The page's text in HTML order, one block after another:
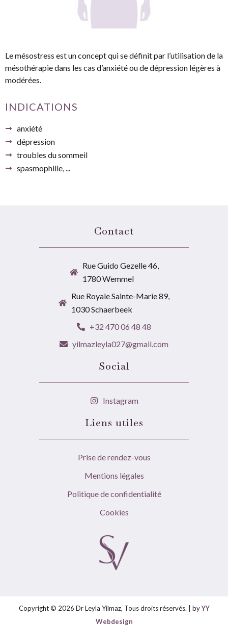
Le mésostress est un concept qui se définit par l’utilisation de la
mésothérapie dans les cas d’anxiété ou de dépression légères à
modérées.
INDICATIONS
anxiété
dépression
troubles du sommeil
spasmophilie, ...
Contact
Rue Guido Gezelle 46,
1780 Wemmel
Rue Royale Sainte-Marie 89,
1030 Schaerbeek
+32 470 06 48 48
yilmazleyla027@gmail.com
Social
Instagram
Liens utiles
Prise de rendez-vous
Mentions légales
Politique de confidentialité
Cookies
Copyright © 2026 Dr Leyla Yilmaz, Tous droits réservés. | byYY
Webdesign